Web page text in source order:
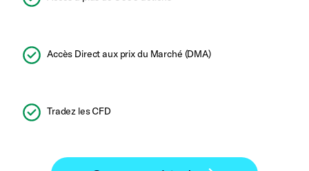
Accès Direct aux prix du Marché (DMA)
Tradez les CFD